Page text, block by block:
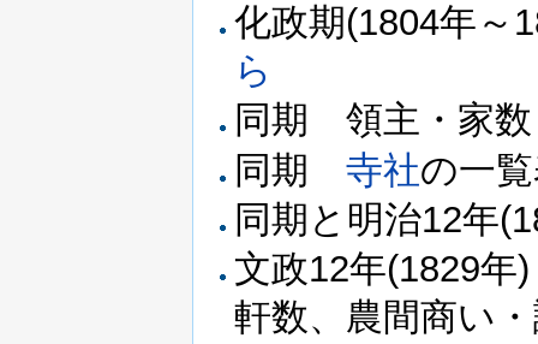
化政期(1804年
ら
同期 領主・家
同期寺社の一
同期と明治12年
文政12年(1829
軒数、農間商い